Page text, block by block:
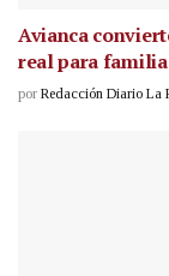
Avianca
real para
por Redacción Diario La